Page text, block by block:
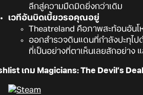
ลึกสู่ความมืดมิดยิ่งกว่าเดิม
เวทีอันบิดเบี้ยวรอคุณอยู่
Theatreland คือภาพสะท้อนอัน
ออกสำรวจดินแดนที่กำลังปะทุไป
ที่เป็นอย่างที่ตาเห็นเลยสักอย่าง
เกม Magicians: The Devil’s